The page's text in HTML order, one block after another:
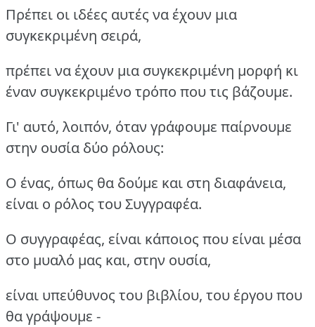
Πρέπει οι ιδέες αυτές να έχουν μια
συγκεκριμένη σειρά,
πρέπει να έχουν μια συγκεκριμένη μορφή κι
έναν συγκεκριμένο τρόπο που τις βάζουμε.
Γι' αυτό, λοιπόν, όταν γράφουμε παίρνουμε
στην ουσία δύο ρόλους:
Ο ένας, όπως θα δούμε και στη διαφάνεια,
είναι ο ρόλος του Συγγραφέα.
Ο συγγραφέας, είναι κάποιος που είναι μέσα
στο μυαλό μας και, στην ουσία,
είναι υπεύθυνος του βιβλίου, του έργου που
θα γράψουμε -